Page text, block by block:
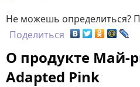
Не можешь определиться?
Поделиться
О продукте Май-
Adapted Pink